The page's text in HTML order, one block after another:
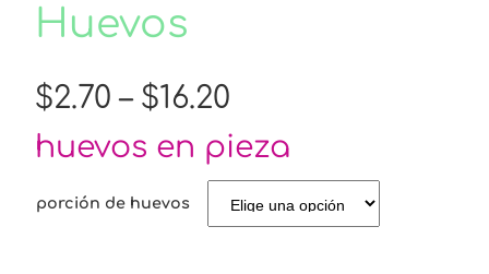
Huevos
$2.70 – $16.20
r
i
huevos en pieza
porción de huevos